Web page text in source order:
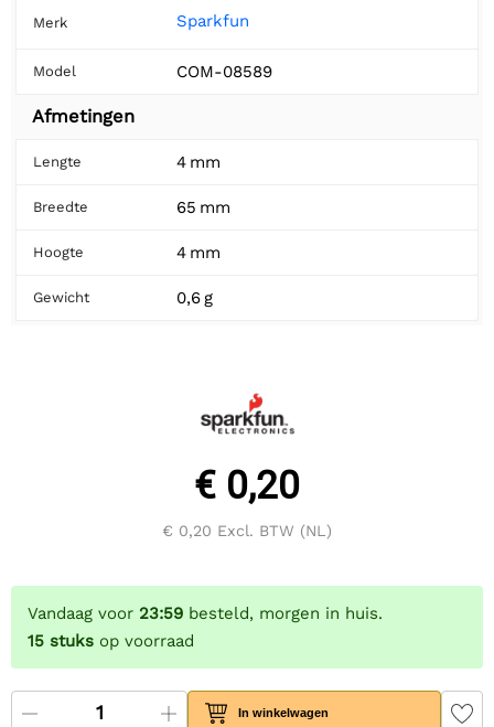
Merk Sparkfun
Model COM-08589
Afmetingen
Lengte 4 mm
Breedte 65 mm
Hoogte 4 mm
Gewicht 0,6 g
€ 0,20
€ 0,20 Excl. BTW (NL)
Vandaag voor 23:59 besteld, morgen in huis.
15 stuks op voorraad
In winkelwagen